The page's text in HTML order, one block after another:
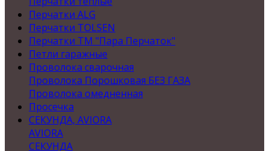
Перчатки ALG
Перчатки TOLSEN
Перчатки ТМ "Пара Перчаток"
Петли гаражные
Проволока сварочная
Проволока Порошковая БЕЗ ГАЗА
Проволока омедненная
Просечка
СЕКУНДА, AVIORA
AVIORA
СЕКУНДА